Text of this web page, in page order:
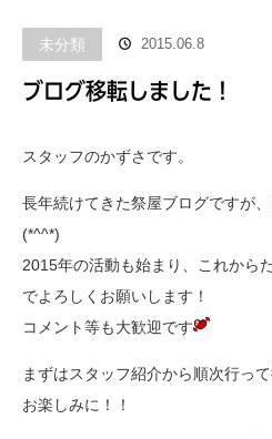
未分類 2015.06.8
ブログ移転しました！
スタッフのかずさです。
長年続けてきた祭屋ブログですが
(*^^*)
2015年の活動も始まり、これから
でよろしくお願いします！
コメント等も大歓迎です
まずはスタッフ紹介から順次行っ
お楽しみに！！